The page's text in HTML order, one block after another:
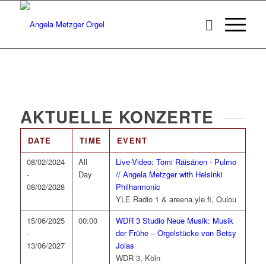
AKTUELLE KONZERTE
DATE TIME
EVENT
08/02/2024
-
08/02/2028
All
Day
Live-Video: Tomi Räisänen - Pulmo
// Angela Metzger with Helsinki
Philharmonic
YLE Radio 1 & areena.yle.fi, Oulou
15/06/2025
-
13/06/2027
00:00
WDR 3 Studio Neue Musik: Musik
der Frühe – Orgelstücke von Betsy
Jolas
WDR 3, Köln